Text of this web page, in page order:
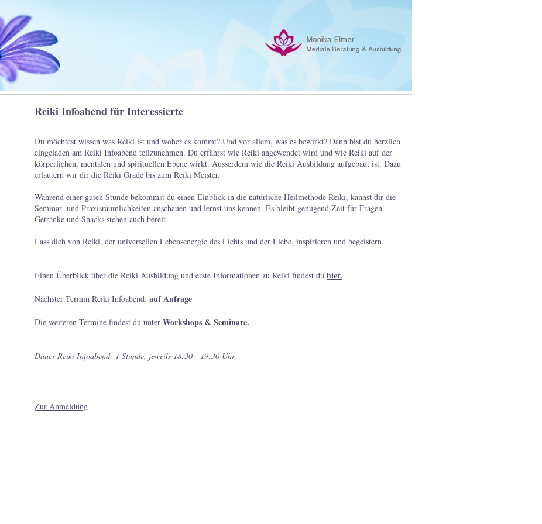
Reiki Infoabend für Interessierte
Du möchtest wissen was Reiki ist und woher es kommt? Und vor allem, was es bewirkt? Dann bist du herzlich
eingeladen am Reiki Infoabend teilzunehmen. Du erfährst wie Reiki angewendet wird und wie Reiki auf der
körperlichen, mentalen und spirituellen Ebene wirkt. Ausserdem wie die Reiki Ausbildung aufgebaut ist. Dazu
erläutern wir dir die Reiki Grade bis zum Reiki Meister.
Während einer guten Stunde bekommst du einen Einblick in die natürliche Heilmethode Reiki, kannst dir die
Seminar- und Praxisräumlichkeiten anschauen und lernst uns kennen. Es bleibt genügend Zeit für Fragen.
Getränke und Snacks stehen auch bereit.
Lass dich von Reiki, der universellen Lebensenergie des Lichts und der Liebe, inspirieren und begeistern.
Einen Überblick über die Reiki Ausbildung und erste Informationen zu Reiki findest du hier.
Nächster Termin Reiki Infoabend: auf Anfrage
Die weiteren Termine findest du unter Workshops & Seminare.
Dauer Reiki Infoabend: 1 Stunde, jeweils 18:30 - 19:30 Uhr
Zur Anmeldung